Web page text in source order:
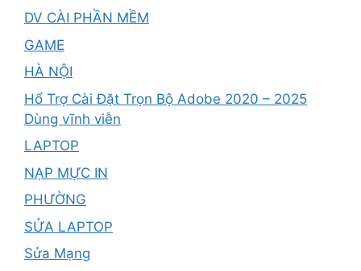
DV CÀI PHẦN MỀM
GAME
HÀ NỘI
Hổ Trợ Cài Đặt Trọn Bộ Adobe 2020 – 2025
Dùng vĩnh viễn
LAPTOP
NẠP MỰC IN
PHƯỜNG
SỬA LAPTOP
Sửa Mạng